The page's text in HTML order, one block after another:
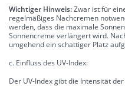
Wichtiger Hinweis:Zwar ist für
regelmäßiges Nachcremen
werden, dass die maximale
Sonnencreme verlängert wird.
umgehend ein schattiger Platz
c. Einfluss des UV-Index:
Der UV-Index gibt die Intensität